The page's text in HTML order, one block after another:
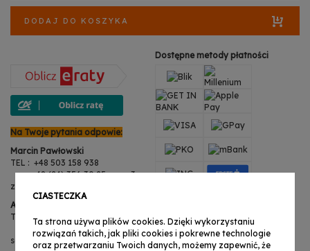
DODAJ DO KOSZYKA
Na Twoje pytania odpowie:
Marcin Pawłowski
TEL : +48 503 158 938
+48 (24) 356 30 25 wew. 3
zwroty@musicexpress.pl
Anita Martynowska
TEL : +48 503 158 938
+48 (24) 356 30 25 wew. 3
serwis@musicexpress.pl
Dostępne metody płatności
CIASTECZKA
Ta strona używa plików cookies. Dzięki wykorzystaniu
rozwiązań takich, jak pliki cookies i pokrewne technologie
oraz przetwarzaniu Twoich danych, możemy zapewnić, że